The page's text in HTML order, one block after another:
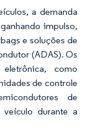
a demanda
impulso,
e soluções de
(ADAS). Os
como
de controle
de
durante a